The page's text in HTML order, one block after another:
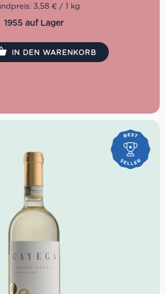
3,58 € / 1 kg
1955 auf Lager
IN DEN WARENKORB